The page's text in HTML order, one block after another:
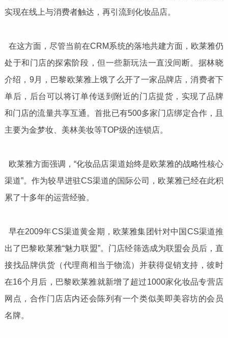
实现在线上与消费者触达，再引流到化妆品店。
在这方面，尽管当前在CRM系统的落地共建方面，欧莱雅仍
处于和门店的探索阶段，但一些新玩法一直没间断。据林晓
介绍，9月，巴黎欧莱雅上饿了么开了一家品牌店，消费者下
单后，后台可以将订单传送到附近的门店提货，实现了品牌
和门店的流量共享互通。首批已有500多家门店绑定合作，且
主要为金梦妆、美林美妆等TOP级的连锁店。
欧莱雅方面强调，“化妆品店渠道始终是欧莱雅的战略性核心
渠道”。作为较早进驻CS渠道的国际公司，欧莱雅已经在此积
累了十多年的运营经验。
早在2009年CS渠道黄金期，欧莱雅集团针对中国CS渠道推
出了巴黎欧莱雅“魅力联盟”。门店经筛选成为联盟会员后，直
接找品牌供货（代理商相当于物流）并获得促销支持，彼时
在16个月后，巴黎欧莱雅就新增了超过1000家化妆品专营店
网点，合作门店店内还会陈列有一个类似美即美容坊的会员
名牌。